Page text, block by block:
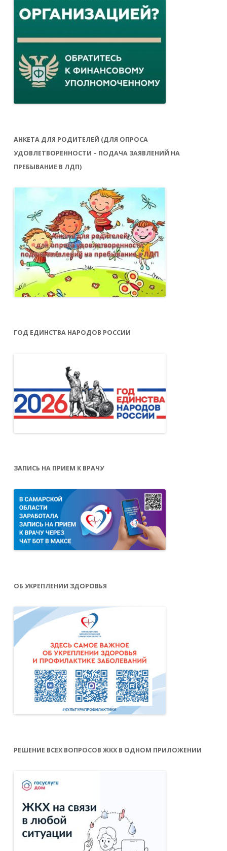
Завтрак и обед должны быть наиболее
энергетически ценными и обеспечивать в
сумме около 60% от дневной
калорийности. Ужинать ребенок должен
максимум за два часа до того, как он
АНКЕТА ДЛЯ РОДИТЕЛЕЙ (ДЛЯ ОПРОСА
УДОВЛЕТВОРЕННОСТИ – ПОДАЧА ЗАЯВЛЕНИЙ НА
ПРЕБЫВАНИЕ В ЛДП)
ГОД ЕДИНСТВА НАРОДОВ РОССИИ
ЗАПИСЬ НА ПРИЕМ К ВРАЧУ
ОБ УКРЕПЛЕНИИ ЗДОРОВЬЯ
РЕШЕНИЕ ВСЕХ ВОПРОСОВ ЖКХ В ОДНОМ ПРИЛОЖЕНИИ